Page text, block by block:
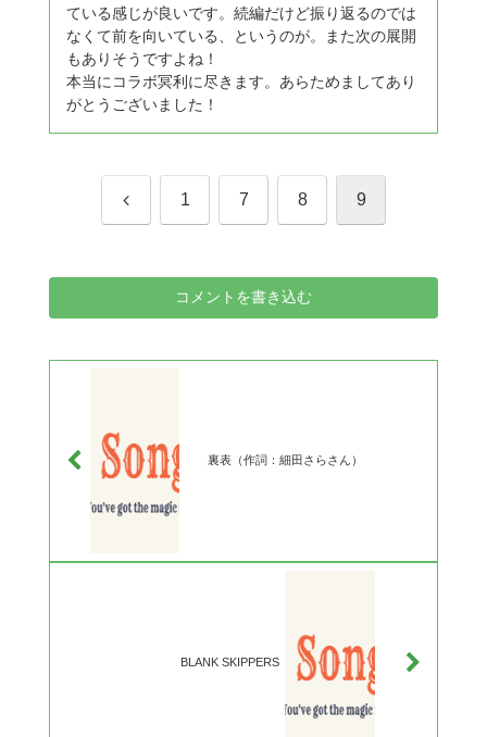
ている感じが良いです。続編だけど振り返るのでは
なくて前を向いている、というのが。また次の展開
もありそうですよね！
本当にコラボ冥利に尽きます。あらためましてあり
がとうございました！
前 1 7 8 9
コメントを書き込む
裏表（作詞：細田さらさん）
BLANK SKIPPERS